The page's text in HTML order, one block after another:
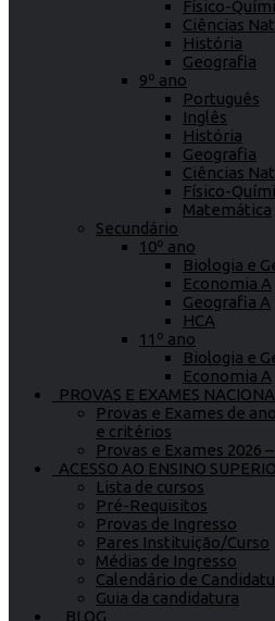
Físico-
Ciências
História
Geografia
9º ano
Português
Inglês
História
Geografia
Ciências
Físico-
Matemática
Secundário
10º ano
Biologia e
Economia A
Geografia A
HCA
11º ano
Biologia e
Economia A
PROVAS E EXAMES
Provas e Exames de
e critérios
Provas e Exames 2026
ACESSO AO ENSINO
Lista de cursos
Pré-Requisitos
Provas de Ingresso
Pares Instituição/Curso
Médias de Ingresso
Calendário de
Guia da candidatura
BLOG